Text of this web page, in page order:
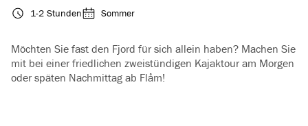
1-2 Stunden Sommer
Möchten Sie fast den Fjord für sich allein haben? Machen Sie
mit bei einer friedlichen zweistündigen Kajaktour am Morgen
oder späten Nachmittag ab Flåm!